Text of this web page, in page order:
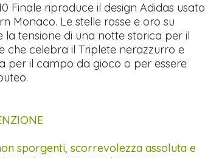
Finale riproduce il design Adidas usato
Monaco. Le stelle rosse e oro su
tensione di una notte storica per il
che celebra il Triplete nerazzurro e
per il campo da gioco o per essere
sporgenti, scorrevolezza assoluta e